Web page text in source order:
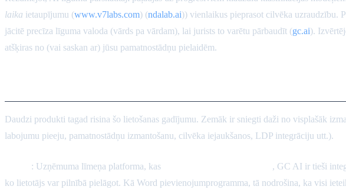
laika ietaupījumu (www.v7labs.com) (ndalab.ai)) vienlaikus pieprasot cilvēka uzraudzību.
jācitē precīza līguma valoda (vārds pa vārdam), lai jurists to varētu pārbaudīt (gc.ai).
atšķiras no (vai saskan ar) jūsu pamatnostādņu pielaidēm.
Daudzi produkti tagad risina šo lietošanas gadījumu. Zemāk ir sniegti daži no visplašāk
labojumu pieeju, pamatnostādņu izmantošanu, cilvēka iejaukšanos, LDP integrāciju utt.).
: Uzņēmuma līmeņa platforma, kas
, GC AI ir tieši
ko lietotājs var pilnībā pielāgot. Kā Word pievienojumprogramma, tā nodrošina, ka visi